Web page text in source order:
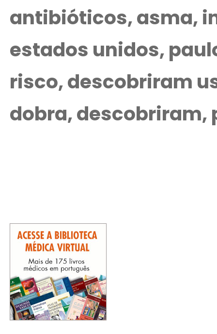
antibióticos, asma,
estados unidos,
risco, descobriram
dobra, descobriram,